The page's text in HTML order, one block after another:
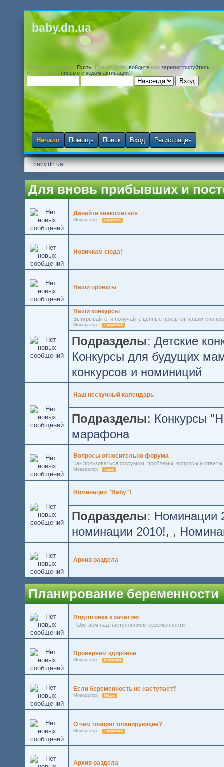
baby.dn.ua
Добро пожаловать, Гость . Пожалуйста,войдите или зарегистрируйтесь
Не получили письмо с кодом активации?
Начало Помощь Поиск Вход Регистрация
baby.dn.ua
Для вновь прибывших и
Давайте знакомиться
Модератор: Lediprava
Новичкам сюда!
Наши проекты
Наши конкурсы
Выигрывайте, и получайте ценные призы от наших
Модератор: Shapochka
Подразделы: Детские
Конкурсы для будущих
конкурсов и номиниций
Наш нескучный календарь
Подразделы: Конкурсы
марафона
Вопросы относительно форума
Как пользоваться форумом, проблемы, вопросы и ответы
Модератор: Amok
Номинации "Baby"!
Подразделы: Номинации
номинации 2010!
,
Архив раздела
Планирование беременности
Подготовка к зачатию
Работаем над наступлением беременности
Проверяем здоровье
Модератор: Клюковка
Если беременность не наступает?
Модератор: Hikaru
О чем говорят планирующие?
Модератор: Shapochka
Архив раздела